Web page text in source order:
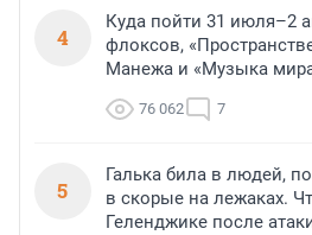
4
Куда пойти 31 июля–2
флоксов,
Манежа и «Музыка
76 062 7
5
Галька била в людей,
в скорые на лежаках.
Геленджике после